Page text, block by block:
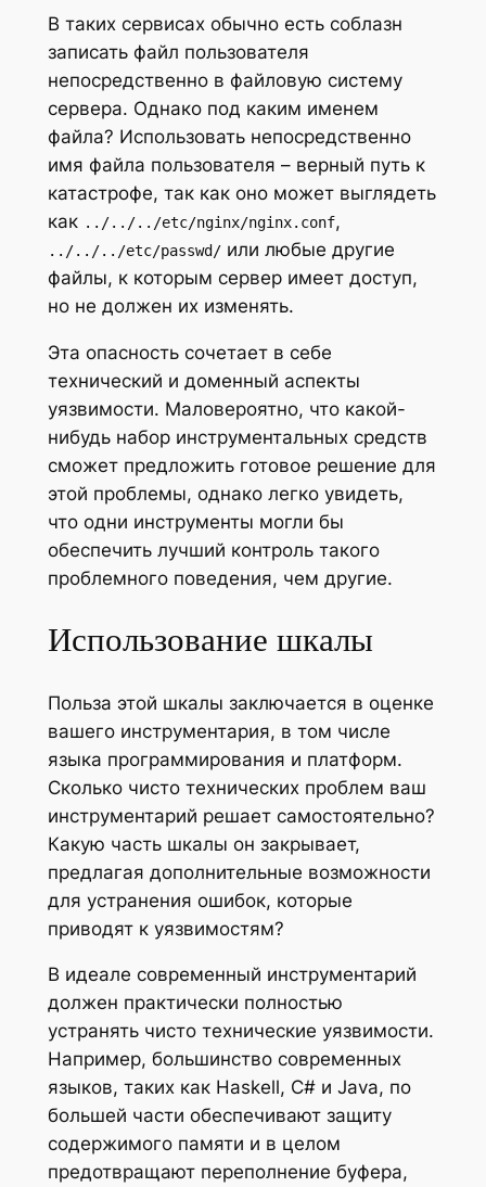
В таких сервисах обычно есть соблазн
записать файл пользователя
непосредственно в файловую систему
сервера. Однако под каким именем
файла? Использовать непосредственно
имя файла пользователя – верный путь к
катастрофе, так как оно может выглядеть
как ../../../etc/nginx/nginx.conf,
../../../etc/passwd/или любые другие
файлы, к которым сервер имеет доступ,
но не должен их изменять.
Эта опасность сочетает в себе
технический и доменный аспекты
уязвимости. Маловероятно, что какой-
нибудь набор инструментальных средств
сможет предложить готовое решение для
этой проблемы, однако легко увидеть,
что одни инструменты могли бы
обеспечить лучший контроль такого
проблемного поведения, чем другие.
Использование шкалы
Польза этой шкалы заключается в оценке
вашего инструментария, в том числе
языка программирования и платформ.
Сколько чисто технических проблем ваш
инструментарий решает самостоятельно?
Какую часть шкалы он закрывает,
предлагая дополнительные возможности
для устранения ошибок, которые
приводят к уязвимостям?
В идеале современный инструментарий
должен практически полностью
устранять чисто технические уязвимости.
Например, большинство современных
языков, таких как Haskell, C# и Java, по
большей части обеспечивают защиту
содержимого памяти и в целом
предотвращают переполнение буфера,